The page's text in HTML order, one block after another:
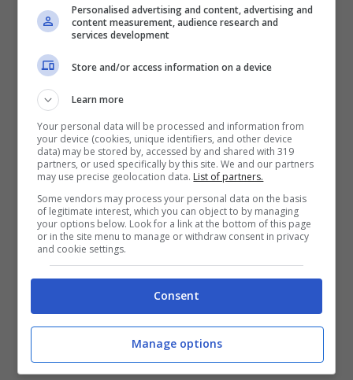
Il personaggio di
essere sostituito da uno nuovo, ma da una
persona che il pubblico conosce benissimo. Si
tratterebbe di
Francesca Chillemi
, che nella
serie interpreta il ruolo diAzzurrae che
potrebbe quindi prendere il posto di quello
interpretato dalla Ricci. “L’attrice ha chiesto
espressamente alla produzione di prepararsi
al suo addio“, si può leggere in quelle stesse
un addio che sarà graduale
Personalised advertising and content, advertising and
content measurement, audience research and
services development
Store and/or access information on a device
Learn more
Your personal data will be processed and information from
your device (cookies, unique identifiers, and other device
data) may be stored by, accessed by and shared with 319
partners, or used specifically by this site. We and our partners
may use precise geolocation data. List of partners.
Some vendors may process your personal data on the basis
of legitimate interest, which you can object to by managing
your options below. Look for a link at the bottom of this page
or in the site menu to manage or withdraw consent in privacy
and cookie settings.
Consent
Manage options